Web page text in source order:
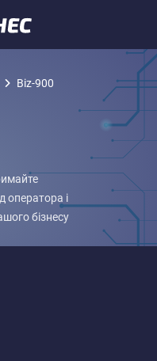
Biz-900
оператора і
бізнесу